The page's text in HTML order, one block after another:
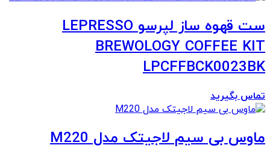
ست قهوه ساز لپرسو LEPRESSO
BREWOLOGY COFFEE KIT
LPCFFBCK0023BK
تماس بگیرید
ماوس بی سیم لاجیتک مدل M220